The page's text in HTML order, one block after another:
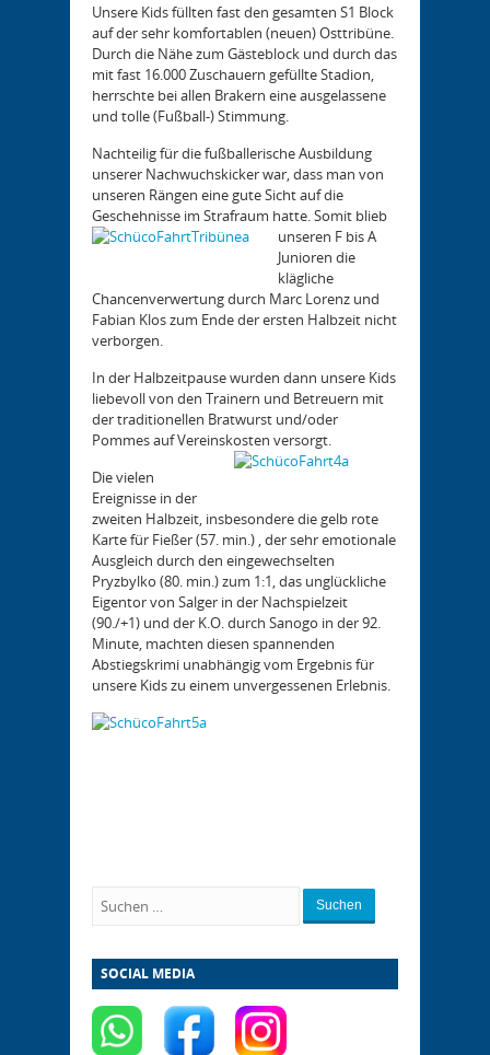
Unsere Kids füllten fast den gesamten S1 Block
auf der sehr komfortablen (neuen) Osttribüne.
Durch die Nähe zum Gästeblock und durch das
mit fast 16.000 Zuschauern gefüllte Stadion,
herrschte bei allen Brakern eine ausgelassene
und tolle (Fußball-) Stimmung.
Nachteilig für die fußballerische Ausbildung
unserer Nachwuchskicker war, dass man von
unseren Rängen eine gute Sicht auf die
Geschehnisse im Strafraum hatte. Somit blieb
unseren F bis A
Junioren die
klägliche
Chancenverwertung durch Marc Lorenz und
Fabian Klos zum Ende der ersten Halbzeit nicht
verborgen.
In der Halbzeitpause wurden dann unsere Kids
liebevoll von den Trainern und Betreuern mit
der traditionellen Bratwurst und/oder
Pommes auf Vereinskosten versorgt.
Die vielen
Ereignisse in der
zweiten Halbzeit, insbesondere die gelb rote
Karte für Fießer (57. min.) , der sehr emotionale
Ausgleich durch den eingewechselten
Pryzbylko (80. min.) zum 1:1, das unglückliche
Eigentor von Salger in der Nachspielzeit
(90./+1) und der K.O. durch Sanogo in der 92.
Minute, machten diesen spannenden
Abstiegskrimi unabhängig vom Ergebnis für
unsere Kids zu einem unvergessenen Erlebnis.
Suchen
SOCIAL MEDIA